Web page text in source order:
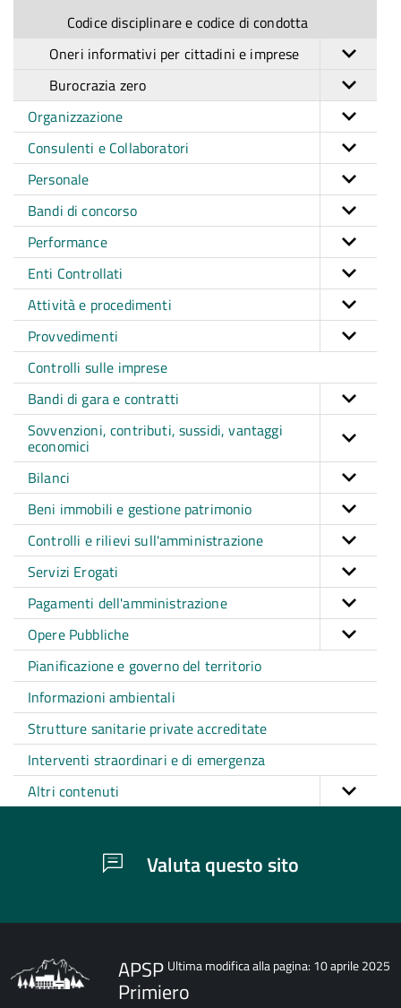
Codice disciplinare e codice di condotta
Oneri informativi per cittadini e imprese
Burocrazia zero
Organizzazione
Consulenti e Collaboratori
Personale
Bandi di concorso
Performance
Enti Controllati
Attività e procedimenti
Provvedimenti
Controlli sulle imprese
Bandi di gara e contratti
Sovvenzioni, contributi, sussidi, vantaggi
economici
Bilanci
Beni immobili e gestione patrimonio
Controlli e rilievi sull'amministrazione
Servizi Erogati
Pagamenti dell'amministrazione
Opere Pubbliche
Pianificazione e governo del territorio
Informazioni ambientali
Strutture sanitarie private accreditate
Interventi straordinari e di emergenza
Altri contenuti
Valuta questo sito
Ultima modifica alla pagina: 10 aprile 2025
APSP
Primiero